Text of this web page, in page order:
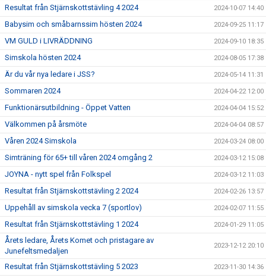
Resultat från Stjärnskottstävling 4 2024 2024-10-07 14:40
Babysim och småbarnssim hösten 2024 2024-09-25 11:17
VM GULD i LIVRÄDDNING 2024-09-10 18:35
Simskola hösten 2024 2024-08-05 17:38
Är du vår nya ledare i JSS? 2024-05-14 11:31
Sommaren 2024 2024-04-22 12:00
Funktionärsutbildning - Öppet Vatten 2024-04-04 15:52
Välkommen på årsmöte 2024-04-04 08:57
Våren 2024 Simskola 2024-03-24 08:00
Simträning för 65+ till våren 2024 omgång 2 2024-03-12 15:08
JOYNA - nytt spel från Folkspel 2024-03-12 11:03
Resultat från Stjärnskottstävling 2 2024 2024-02-26 13:57
Uppehåll av simskola vecka 7 (sportlov) 2024-02-07 11:55
Resultat från Stjärnskottstävling 1 2024 2024-01-29 11:05
Årets ledare, Årets Komet och pristagare av
Junefeltsmedaljen
2023-12-12 20:10
Resultat från Stjärnskottstävling 5 2023 2023-11-30 14:36